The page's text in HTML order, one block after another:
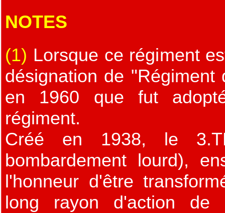
NOTES
(1) Lorsque ce régiment
désignation de
en 1960 que fut
régiment.
Créé en 1938, le
bombardement lourd),
l'honneur d'être
long rayon d'action